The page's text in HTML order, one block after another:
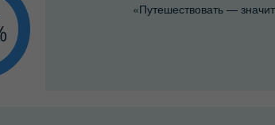
«Путешествовать —